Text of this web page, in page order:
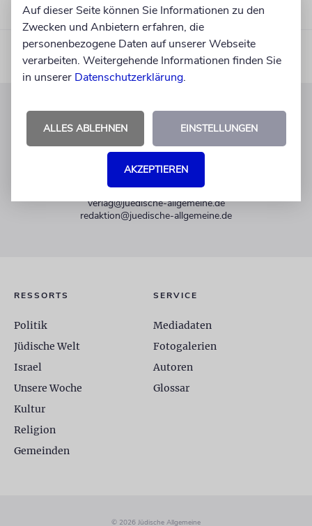
KUNDENSERVICE
+49 30 275833 0
Mo-Do 9-17 Uhr
verlag@juedische-allgemeine.de
redaktion@juedische-allgemeine.de
RESSORTS
Politik
Jüdische Welt
Israel
Unsere Woche
Kultur
Religion
Gemeinden
SERVICE
Mediadaten
Fotogalerien
Autoren
Glossar
© 2026 Jüdische Allgemeine
Auf dieser Seite können Sie Informationen zu den
Zwecken und Anbietern erfahren, die
personenbezogene Daten auf unserer Webseite
verarbeiten. Weitergehende Informationen finden Sie
in unserer Datenschutzerklärung.
ALLES ABLEHNEN EINSTELLUNGEN
AKZEPTIEREN